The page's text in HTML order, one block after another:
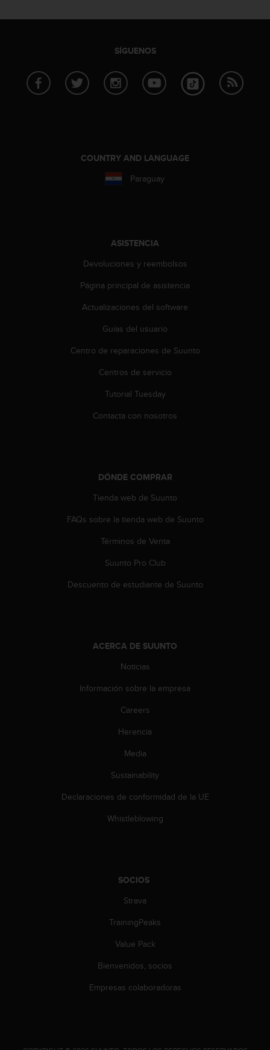
SÍGUENOS
COUNTRY AND LANGUAGE
Paraguay
ASISTENCIA
Devoluciones y reembolsos
Página principal de asistencia
Actualizaciones del software
Guías del usuario
Centro de reparaciones de Suunto
Centros de servicio
Tutorial Tuesday
Contacta con nosotros
DÓNDE COMPRAR
Tienda web de Suunto
FAQs sobre la tienda web de Suunto
Términos de Venta
Suunto Pro Club
Descuento de estudiante de Suunto
ACERCA DE SUUNTO
Noticias
Información sobre la empresa
Careers
Herencia
Media
Sustainability
Declaraciones de conformidad de la UE
Whistleblowing
SOCIOS
Strava
TrainingPeaks
Value Pack
Bienvenidos, socios
Empresas colaboradoras